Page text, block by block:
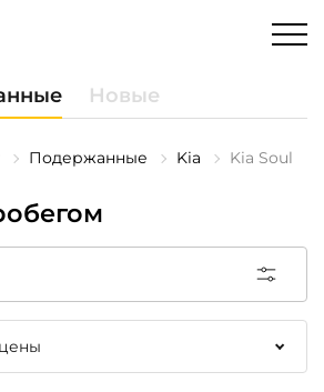
Новые
Подержанные Kia Kia Soul